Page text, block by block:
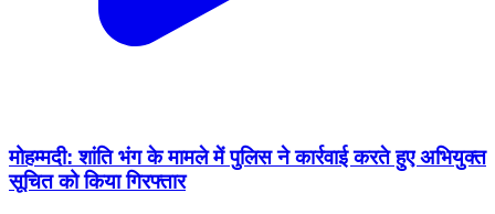
मोहम्मदी: शांति भंग के मामले में पुलिस ने कार्रवाई करते हुए अभियुक्त
सूचित को किया गिरफ्तार